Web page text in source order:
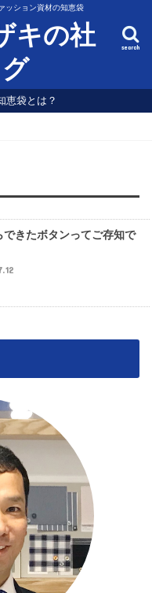
ッション資材の知恵袋
キの社
search
恵袋とは？
できたボタンってご存知で